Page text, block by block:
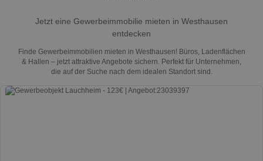
Jetzt eine Gewerbeimmobilie mieten in Westhausen
entdecken
Finde Gewerbeimmobilien mieten in Westhausen! Büros, Ladenflächen
& Hallen – jetzt attraktive Angebote sichern. Perfekt für Unternehmen,
die auf der Suche nach dem idealen Standort sind.